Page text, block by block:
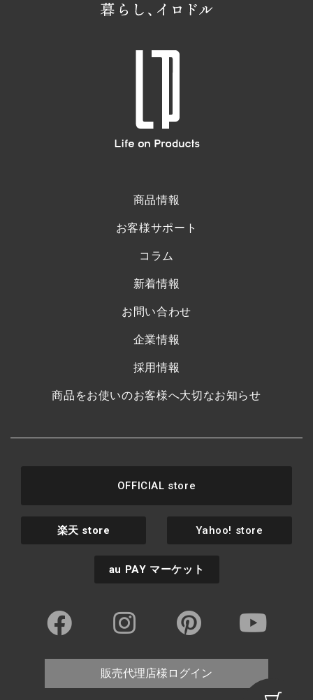
商品情報
お客様サポート
コラム
新着情報
お問い合わせ
企業情報
採用情報
商品をお使いのお客様へ大切なお知らせ
OFFICIAL store
楽天 store Yahoo! store
au PAY マーケット
販売代理店様ログイン